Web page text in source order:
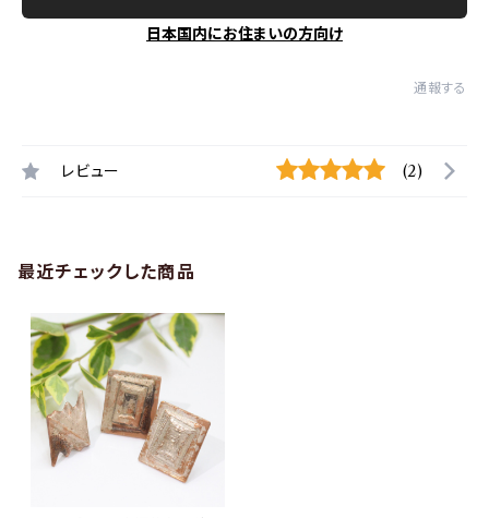
日本国内にお住まいの方向け
通報する
レビュー (2)
最近チェックした商品